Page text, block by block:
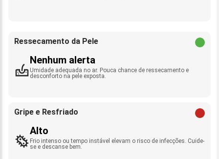
Ressecamento da Pele
Nenhum alerta
Umidade adequada no ar. Pouca chance de ressecamento e
desconforto na pele exposta.
Gripe e Resfriado
Alto
Frio intenso ou tempo instável elevam o risco de infecções. Cuide-
se e descanse bem.